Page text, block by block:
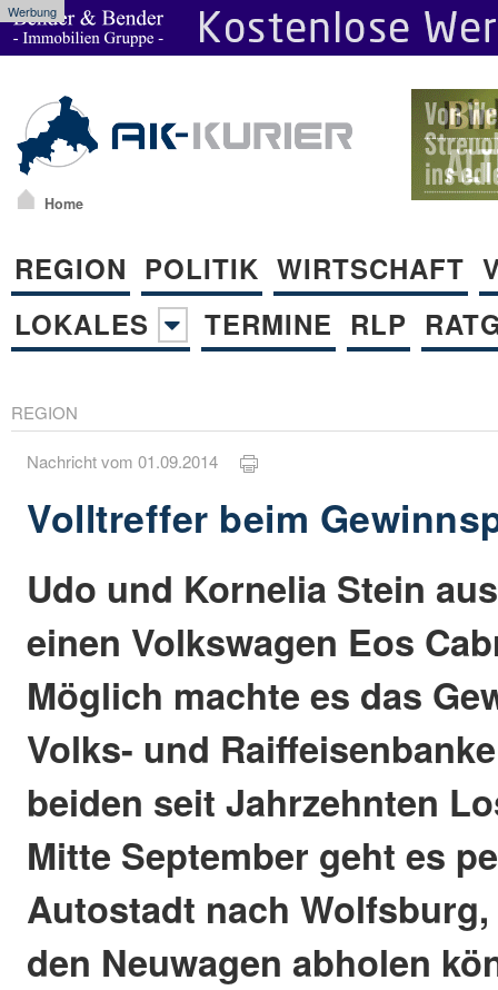
Werbung
Home
REGION POLITIK WIRTSCHAFT
LOKALES
TERMINE RLP
REGION
Nachricht vom 01.09.2014
Volltreffer beim
Udo und Kornelia Stein
einen Volkswagen Eos
Möglich machte es das
Volks- und
beiden seit Jahrzehnten
Mitte September geht es
Autostadt nach
den Neuwagen abholen